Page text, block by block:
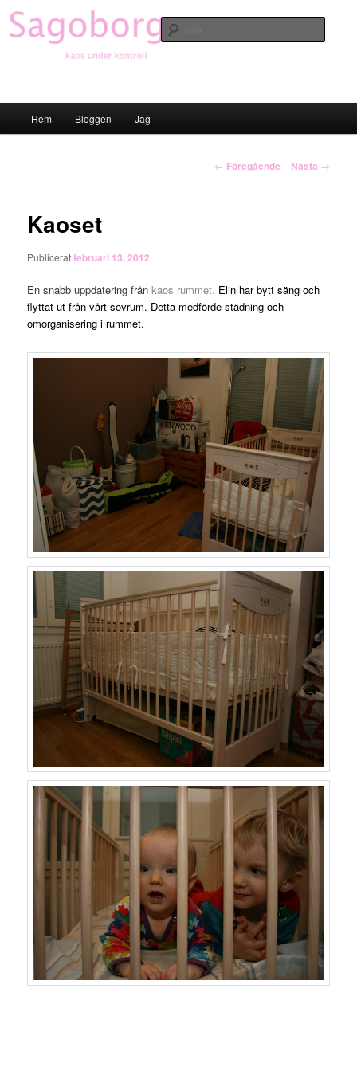
Hoppa
till
primärt
Hem Bloggen Jag
Inläggsnavigering
← Föregående Nästa →
Kaoset
Publiceratfebruari 13, 2012
En snabb uppdatering frånkaos rummet. Elin har bytt säng och
flyttat ut från vårt sovrum. Detta medförde städning och
omorganisering i rummet.